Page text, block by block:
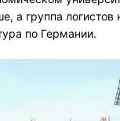
а группа логистов
по Германии.